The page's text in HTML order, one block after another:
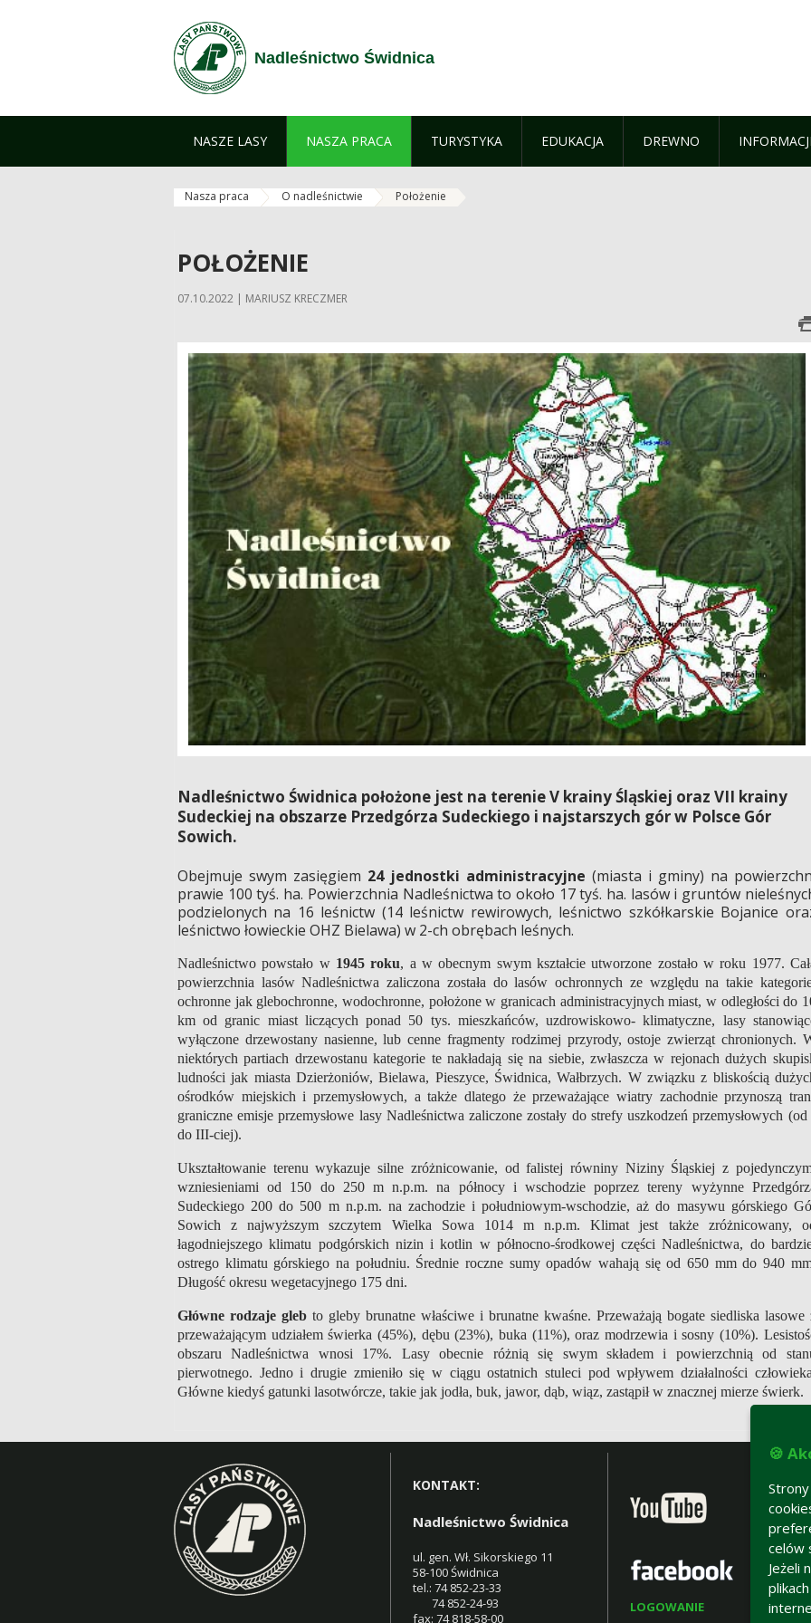
Nadleśnictwo Świdnica
NASZE LASY NASZA PRACA TURYSTYKA EDUKACJA DREWNO
Nasza praca O nadleśnictwie Położenie
POŁOŻENIE
07.10.2022 | MARIUSZ KRECZMER
Nadleśnictwo Świdnica położone jest na terenie V krainy Śląskiej oraz VII krainy
Sudeckiej na obszarze Przedgórza Sudeckiego i najstarszych gór w Polsce Gór
Sowich.
Obejmuje swym zasięgiem 24 jednostki administracyjne (miasta i gminy) na
prawie 100 tyś. ha. Powierzchnia Nadleśnictwa to około 17 tyś. ha. lasów i gruntów
podzielonych na 16 leśnictw (14 leśnictw rewirowych, leśnictwo szkółkarskie Bojanice
leśnictwo łowieckie OHZ Bielawa) w 2-ch obrębach leśnych.
Nadleśnictwo powstało w 1945 roku, a w obecnym swym kształcie utworzone zostało w roku 1977.
powierzchnia lasów Nadleśnictwa zaliczona została do lasów ochronnych ze względu na takie
ochronne jak glebochronne, wodochronne, położone w granicach administracyjnych miast, w odległości do
km od granic miast liczących ponad 50 tys. mieszkańców, uzdrowiskowo- klimatyczne, lasy
wyłączone drzewostany nasienne, lub cenne fragmenty rodzimej przyrody, ostoje zwierząt chronionych.
niektórych partiach drzewostanu kategorie te nakładają się na siebie, zwłaszcza w rejonach dużych
ludności jak miasta Dzierżoniów, Bielawa, Pieszyce, Świdnica, Wałbrzych. W związku z bliskością
ośrodków miejskich i przemysłowych, a także dlatego że przeważające wiatry zachodnie przynoszą
graniczne emisje przemysłowe lasy Nadleśnictwa zaliczone zostały do strefy uszkodzeń przemysłowych
do III-ciej).
Ukształtowanie terenu wykazuje silne zróżnicowanie, od falistej równiny Niziny Śląskiej z
wzniesieniami od 150 do 250 m n.p.m. na północy i wschodzie poprzez tereny wyżynne
Sudeckiego 200 do 500 m n.p.m. na zachodzie i południowym-wschodzie, aż do masywu górskiego
Sowich z najwyższym szczytem Wielka Sowa 1014 m n.p.m. Klimat jest także zróżnicowany,
łagodniejszego klimatu podgórskich nizin i kotlin w północno-środkowej części Nadleśnictwa, do
ostrego klimatu górskiego na południu. Średnie roczne sumy opadów wahają się od 650 mm do 940
Długość okresu wegetacyjnego 175 dni.
Główne rodzaje glebto gleby brunatne właściwe i brunatne kwaśne. Przeważają bogate siedliska lasowe
przeważającym udziałem świerka (45%), dębu (23%), buka (11%), oraz modrzewia i sosny (10%).
obszaru Nadleśnictwa wnosi 17%. Lasy obecnie różnią się swym składem i powierzchnią od
pierwotnego. Jedno i drugie zmieniło się w ciągu ostatnich stuleci pod wpływem działalności
Główne kiedyś gatunki lasotwórcze, takie jak jodła, buk, jawor, dąb, wiąz, zastąpił w znacznej mierze świerk.
KONTAKT:
Nadleśnictwo Świdnica
ul. gen. Wł. Sikorskiego 11
58-100 Świdnica
tel.: 74 852-23-33
74 852-24-93
fax: 74 818-58-00
LOGOWANIE
🍪
celów
Jeżeli